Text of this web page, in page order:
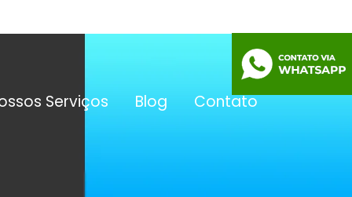
Serviços Blog Contato